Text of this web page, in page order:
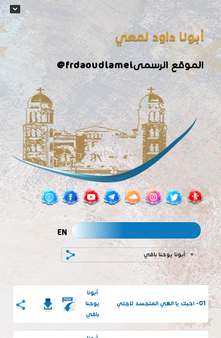
EN
أبونا داود لمعي
الموقع الرسمى@frdaoudlamei
أبونا يوحنا باقي
01- احبك يا الهي المتجسد لاجلي
أبونا
يوحنا
باقي